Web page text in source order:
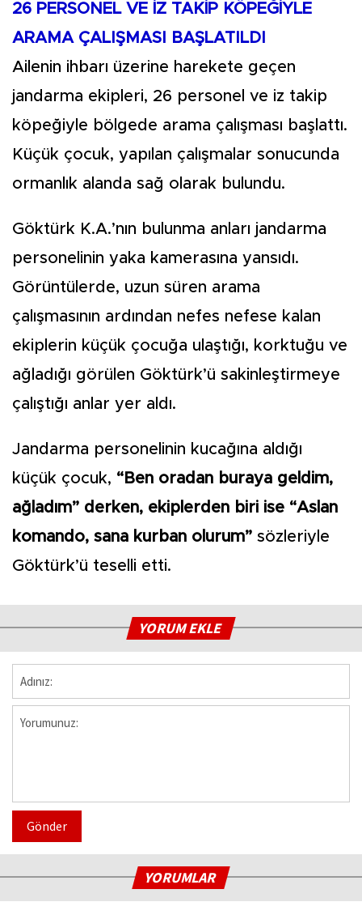
26 PERSONEL VE İZ TAKİP KÖPEĞİYLE
ARAMA ÇALIŞMASI BAŞLATILDI
Ailenin ihbarı üzerine harekete geçen
jandarma ekipleri, 26 personel ve iz takip
köpeğiyle bölgede arama çalışması başlattı.
Küçük çocuk, yapılan çalışmalar sonucunda
ormanlık alanda sağ olarak bulundu.
Göktürk K.A.’nın bulunma anları jandarma
personelinin yaka kamerasına yansıdı.
Görüntülerde, uzun süren arama
çalışmasının ardından nefes nefese kalan
ekiplerin küçük çocuğa ulaştığı, korktuğu ve
ağladığı görülen Göktürk’ü sakinleştirmeye
çalıştığı anlar yer aldı.
Jandarma personelinin kucağına aldığı
küçük çocuk, “Ben oradan buraya geldim,
ağladım” derken, ekiplerden biri ise “Aslan
komando, sana kurban olurum” sözleriyle
Göktürk’ü teselli etti.
YORUM EKLE
Gönder
YORUMLAR